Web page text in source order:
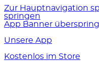
Zur Hauptnavigation
springen
App Banner
Unsere App
Kostenlos im Store